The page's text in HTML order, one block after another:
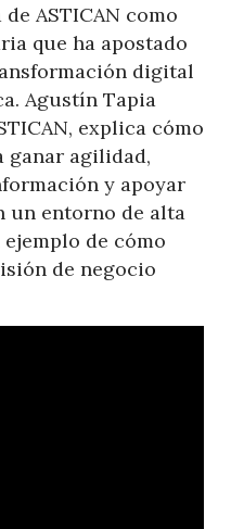
ASTICAN como
que ha apostado
digital
Agustín Tapia
explica cómo
ganar agilidad,
y apoyar
un entorno de alta
de cómo
de negocio